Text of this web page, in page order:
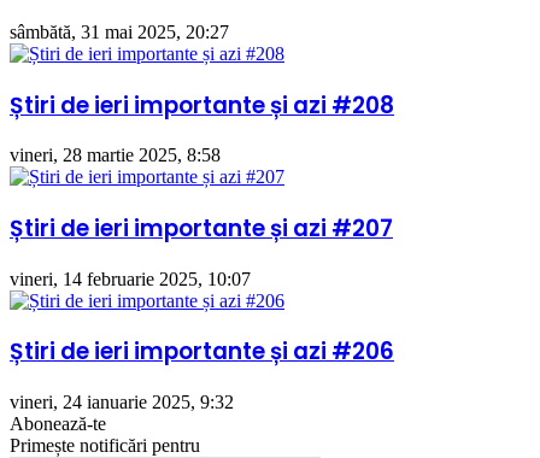
sâmbătă, 31 mai 2025, 20:27
Știri de ieri importante și azi #208
vineri, 28 martie 2025, 8:58
Știri de ieri importante și azi #207
vineri, 14 februarie 2025, 10:07
Știri de ieri importante și azi #206
vineri, 24 ianuarie 2025, 9:32
Abonează-te
Primește notificări pentru